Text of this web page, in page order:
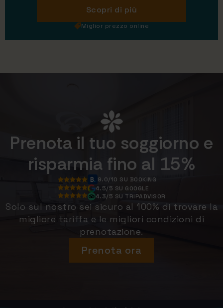
Scopri di più
Miglior prezzo online
Prenota il tuo soggiorno e
risparmia fino al 15%
9.0/10 SU BOOKING
4.5/5 SU GOOGLE
4.3/5 SU TRIPADVISOR
Solo sul nostro sei sicuro al 100% di trovare la
migliore tariffa e le migliori condizioni di
prenotazione.
Prenota ora